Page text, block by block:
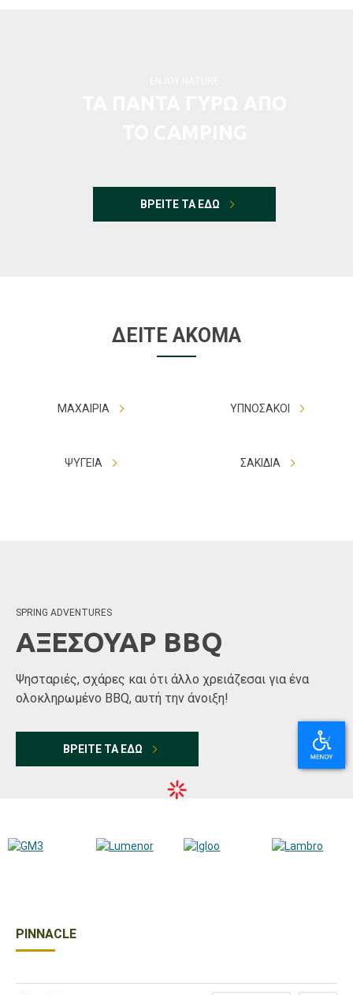
ΒΡΕΙΤΕ ΤΑ ΕΔΩ
ΔΕΙΤΕ ΑΚΟΜΑ
ΜΑΧΑΙΡΙΑ ΥΠΝΟΣΑΚΟΙ
ΨΥΓΕΙΑ ΣΑΚΙΔΙΑ
SPRING ADVENTURES
ΑΞΕΣΟΥΑΡ BBQ
Ψησταριές, σχάρες και ότι άλλο χρειάζεσαι για ένα
ολοκληρωμένο BBQ, αυτή την άνοιξη!
ΒΡΕΙΤΕ ΤΑ ΕΔΩ
PINNACLE